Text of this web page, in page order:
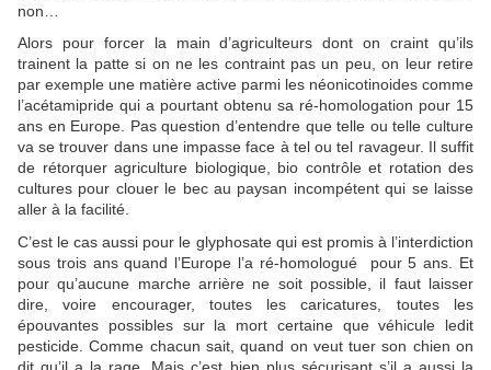
non…
Alors pour forcer la main d’agriculteurs dont on craint qu’ils
trainent la patte si on ne les contraint pas un peu, on leur retire
par exemple une matière active parmi les néonicotinoides comme
l’acétamipride qui a pourtant obtenu sa ré-homologation pour 15
ans en Europe. Pas question d’entendre que telle ou telle culture
va se trouver dans une impasse face à tel ou tel ravageur. Il suffit
de rétorquer agriculture biologique, bio contrôle et rotation des
cultures pour clouer le bec au paysan incompétent qui se laisse
aller à la facilité.
C’est le cas aussi pour le glyphosate qui est promis à l’interdiction
sous trois ans quand l’Europe l’a ré-homologué pour 5 ans. Et
pour qu’aucune marche arrière ne soit possible, il faut laisser
dire, voire encourager, toutes les caricatures, toutes les
épouvantes possibles sur la mort certaine que véhicule ledit
pesticide. Comme chacun sait, quand on veut tuer son chien on